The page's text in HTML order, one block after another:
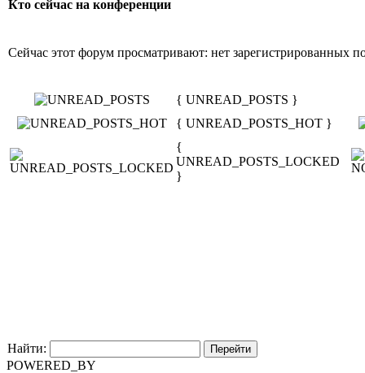
Кто сейчас на конференции
Сейчас этот форум просматривают: нет зарегистрированных
{ UNREAD_POSTS }
{ UNREAD_POSTS_HOT }
{
UNREAD_POSTS_LOCKED
}
Найти:
POWERED_BY